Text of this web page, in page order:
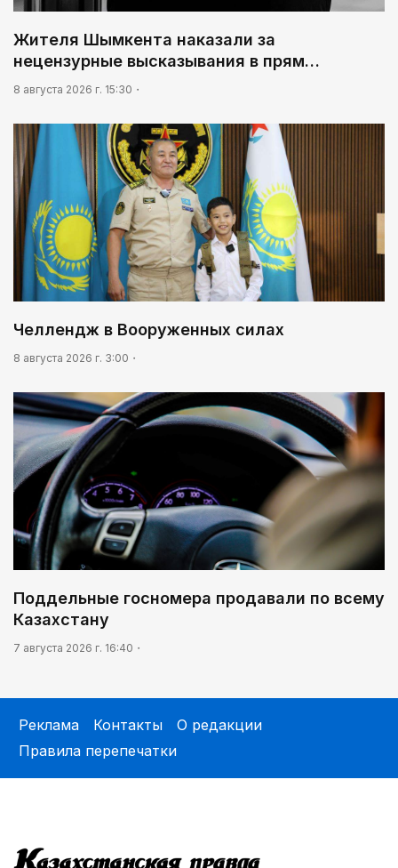
Жителя Шымкента наказали за
нецензурные высказывания в прям…
8 августа 2026 г. 15:30
Челлендж в Вооруженных силах
8 августа 2026 г. 3:00
Поддельные госномера продавали по всему
Казахстану
7 августа 2026 г. 16:40
Реклама Контакты
О редакции
Правила перепечатки